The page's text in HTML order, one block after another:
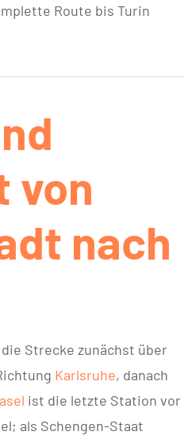
Route bis Turin
von
nach
Strecke zunächst über
Karlsruhe, danach
ist die letzte Station vor
als Schengen-Staat